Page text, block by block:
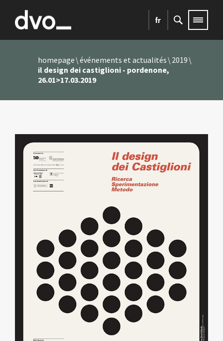
fr
homepage événements et actualités 2019
il design dei castiglioni - pordenone,
26.01>17.03.2019